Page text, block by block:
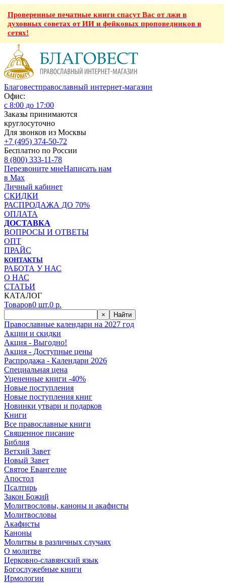
Проверенные печатные книги спасут Вас от лжи в
духовных советах от ИИ и фейковых проповедников в
сетях!
Благовестправославный интернет-магазин
Офис:
с 8:00 до 17:00
Заказы принимаются
круглосуточно
Для звонков из Москвы
+7 (495) 374-50-72
Бесплатно по России
8 (800) 333-11-78
Перезвоните мнеНаписать нам
в Max
Личный кабинет
СКИДКИ
РАСПРОДАЖА ДО 70%
ОПЛАТА
ДОСТАВКА
ВОПРОСЫ И ОТВЕТЫ
ОПТ
ПРАЙС
КОНТАКТЫ
РАБОТА У НАС
О НАС
СТАТЬИ
КАТАЛОГ
Товаров0 шт.0 р.
× Найти
Православные календари на 2027 год
Акции и скидки
Акция - Выгодно!
Акция - Доступные цены
Распродажа - Календари 2026
Специальная цена
Уцененные книги -40%
Новые поступления
Новые поступления книг
Новинки утвари и подарков
Книги
Все православные книги
Священное писание
Библия
Ветхий Завет
Новый Завет
Святое Евангелие
Апостол
Псалтирь
Закон Божий
Молитвословы, каноны и акафисты
Молитвословы
Акафисты
Каноны
Молитвы в различных случаях
О молитве
Церковно-славянский язык
Богослужебные книги
Ирмологии